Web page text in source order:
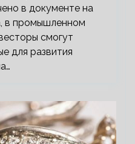
в документе на
в промышленном
смогут
для развития